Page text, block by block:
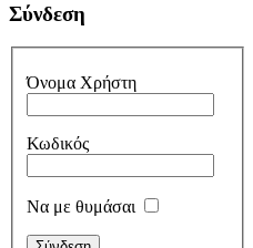
Σύνδεση
Όνομα Χρήστη
Κωδικός
Να με θυμάσαι